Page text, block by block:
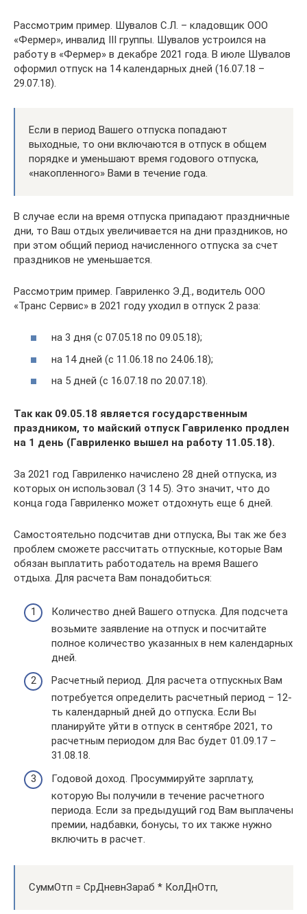
Рассмотрим пример. Шувалов С.Л. – кладовщик ООО
«Фермер», инвалид ІІІ группы. Шувалов устроился на
работу в «Фермер» в декабре 2021 года. В июле Шувалов
оформил отпуск на 14 календарных дней (16.07.18 –
29.07.18).
Если в период Вашего отпуска попадают
выходные, то они включаются в отпуск в общем
порядке и уменьшают время годового отпуска,
«накопленного» Вами в течение года.
В случае если на время отпуска припадают праздничные
дни, то Ваш отдых увеличивается на дни праздников, но
при этом общий период начисленного отпуска за счет
праздников не уменьшается.
Рассмотрим пример. Гавриленко Э.Д., водитель ООО
«Транс Сервис» в 2021 году уходил в отпуск 2 раза:
на 3 дня (с 07.05.18 по 09.05.18);
на 14 дней (с 11.06.18 по 24.06.18);
на 5 дней (с 16.07.18 по 20.07.18).
Так как 09.05.18 является государственным
праздником, то майский отпуск Гавриленко продлен
на 1 день (Гавриленко вышел на работу 11.05.18).
За 2021 год Гавриленко начислено 28 дней отпуска, из
которых он использовал (3 14 5). Это значит, что до
конца года Гавриленко может отдохнуть еще 6 дней.
Самостоятельно подсчитав дни отпуска, Вы так же без
проблем сможете рассчитать отпускные, которые Вам
обязан выплатить работодатель на время Вашего
отдыха. Для расчета Вам понадобиться:
Количество дней Вашего отпуска. Для подсчета
возьмите заявление на отпуск и посчитайте
полное количество указанных в нем календарных
дней.
Расчетный период. Для расчета отпускных Вам
потребуется определить расчетный период – 12-
ть календарный дней до отпуска. Если Вы
планируйте уйти в отпуск в сентябре 2021, то
расчетным периодом для Вас будет 01.09.17 –
31.08.18.
Годовой доход. Просуммируйте зарплату,
которую Вы получили в течение расчетного
периода. Если за предыдущий год Вам выплачены
премии, надбавки, бонусы, то их также нужно
включить в расчет.
СуммОтп = СрДневнЗараб * КолДнОтп,